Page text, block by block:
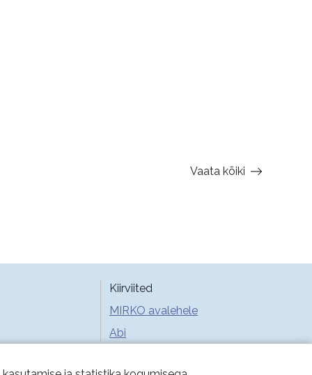
Vaata kõiki
Kiirviited
MIRKO avalehele
Abi